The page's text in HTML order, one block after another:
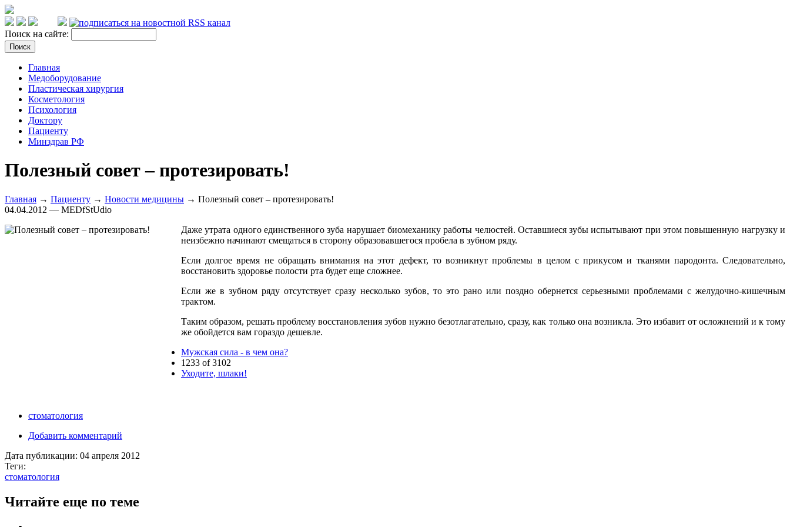
Поиск на сайте:
Главная
Медоборудование
Пластическая хирургия
Косметология
Психология
Доктору
Пациенту
Минздрав РФ
Полезный совет – протезировать!
Главная → Пациенту → Новости медицины → Полезный совет – протезировать!
04.04.2012 — MEDfStUdio
Даже утрата одного единственного зуба нарушает биомеханику работы челюстей. Оставшиеся зубы испытывают при этом повышенную нагрузку и
неизбежно начинают смещаться в сторону образовавшегося пробела в зубном ряду.
Если долгое время не обращать внимания на этот дефект, то возникнут проблемы в целом с прикусом и тканями пародонта. Следовательно,
восстановить здоровье полости рта будет еще сложнее.
Если же в зубном ряду отсутствует сразу несколько зубов, то это рано или поздно обернется серьезными проблемами с желудочно-кишечным
трактом.
Таким образом, решать проблему восстановления зубов нужно безотлагательно, сразу, как только она возникла. Это избавит от осложнений и к тому
же обойдется вам гораздо дешевле.
Мужская сила - в чем она?
1233 of 3102
Уходите, шлаки!
стоматология
Добавить комментарий
Дата публикации: 04 апреля 2012
Теги:
стоматология
Читайте еще по теме